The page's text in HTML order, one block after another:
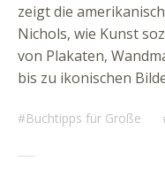
zeigt die
Nichols, wie Kunst
von Plakaten,
bis zu ikonischen
Buchtipps für Große